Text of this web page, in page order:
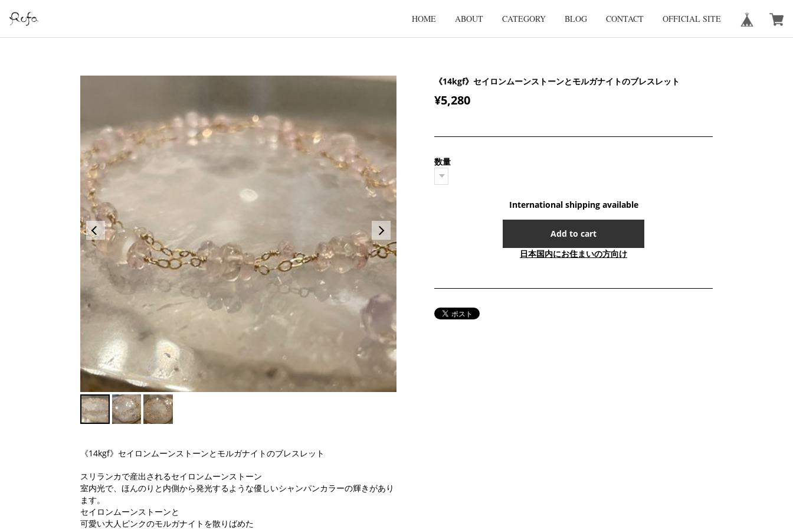
HOME ABOUT CATEGORY BLOG CONTACT OFFICIAL SITE
《14kgf》セイロンムーンストーンとモルガナイトのブレスレット
スリランカで産出されるセイロンムーンストーン
室内光で、ほんのりと内側から発光するような優しいシャンパンカラーの輝きがあり
ます。
セイロンムーンストーンと
可愛い大人ピンクのモルガナイトを散りばめた
《14kgf》セイロンムーンストーンとモルガナイトのブレスレット
¥5,280
数量
International shipping available
Add to cart
日本国内にお住まいの方向け